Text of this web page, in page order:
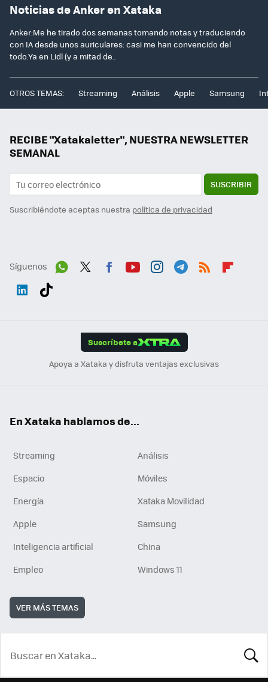
Noticias de Anker en Xataka
Anker:Me he tirado dos semanas tomando notas y traduciendo
con IA desde unos auriculares: casi me han convencido del
todo.Ya en Lidl (y a mitad de..
OTROS TEMAS: Streaming Análisis Apple Samsung
RECIBE "Xatakaletter", NUESTRA NEWSLETTER
SEMANAL
SUSCRIBIR
Suscribiéndote aceptas nuestra política de privacidad
Síguenos
Suscríbete a
Apoya a Xataka y disfruta ventajas exclusivas
En Xataka hablamos de...
Streaming
Análisis
Espacio
Móviles
Energía
Xataka Movilidad
Apple
Samsung
Inteligencia artificial
China
Empleo
Windows 11
VER MÁS TEMAS